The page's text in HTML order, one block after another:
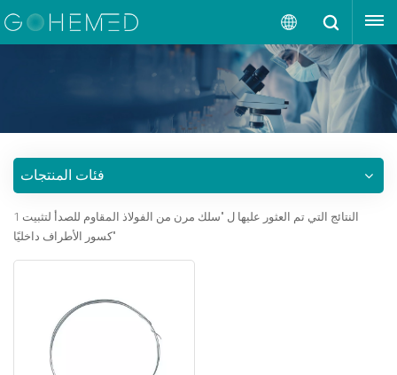
العربية
English
português
إقتبس
فئات المنتجات
1 النتائج التي تم العثور عليها ل "سلك مرن من الفولاذ المقاوم للصدأ لتثبيت
كسور الأطراف داخليًا"